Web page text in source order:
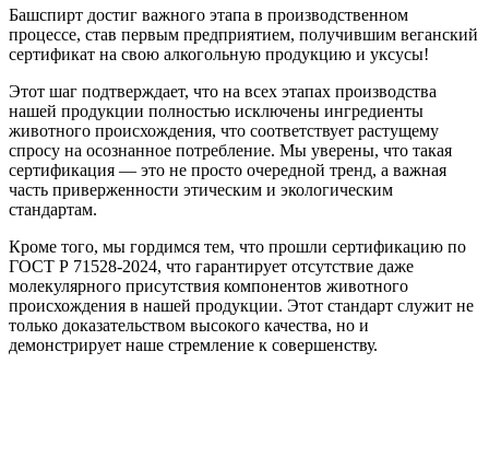
Башспирт достиг важного этапа в производственном
процессе, став первым предприятием, получившим веганский
сертификат на свою алкогольную продукцию и уксусы!
Этот шаг подтверждает, что на всех этапах производства
нашей продукции полностью исключены ингредиенты
животного происхождения, что соответствует растущему
спросу на осознанное потребление. Мы уверены, что такая
сертификация — это не просто очередной тренд, а важная
часть приверженности этическим и экологическим
стандартам.
Кроме того, мы гордимся тем, что прошли сертификацию по
ГОСТ Р 71528-2024, что гарантирует отсутствие даже
молекулярного присутствия компонентов животного
происхождения в нашей продукции. Этот стандарт служит не
только доказательством высокого качества, но и
демонстрирует наше стремление к совершенству.